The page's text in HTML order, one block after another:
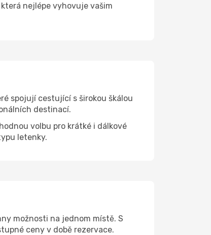
nejlépe vyhovuje vašim
spojují cestující s širokou škálou
destinací.
volbu pro krátké i dálkové
letenky.
možnosti na jednom místě. S
ceny v době rezervace.